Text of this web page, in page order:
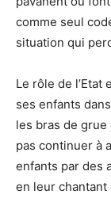
comme seul
situation qui
Le rôle de l’Etat
ses enfants
les bras de
pas continuer à
enfants par des
en leur chantant